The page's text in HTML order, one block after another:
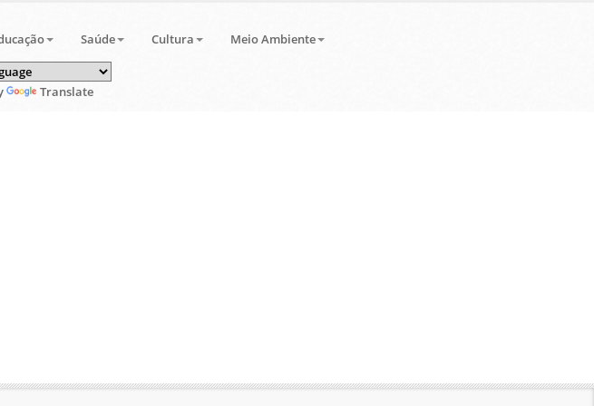
Saúde Cultura Meio Ambiente
Translate